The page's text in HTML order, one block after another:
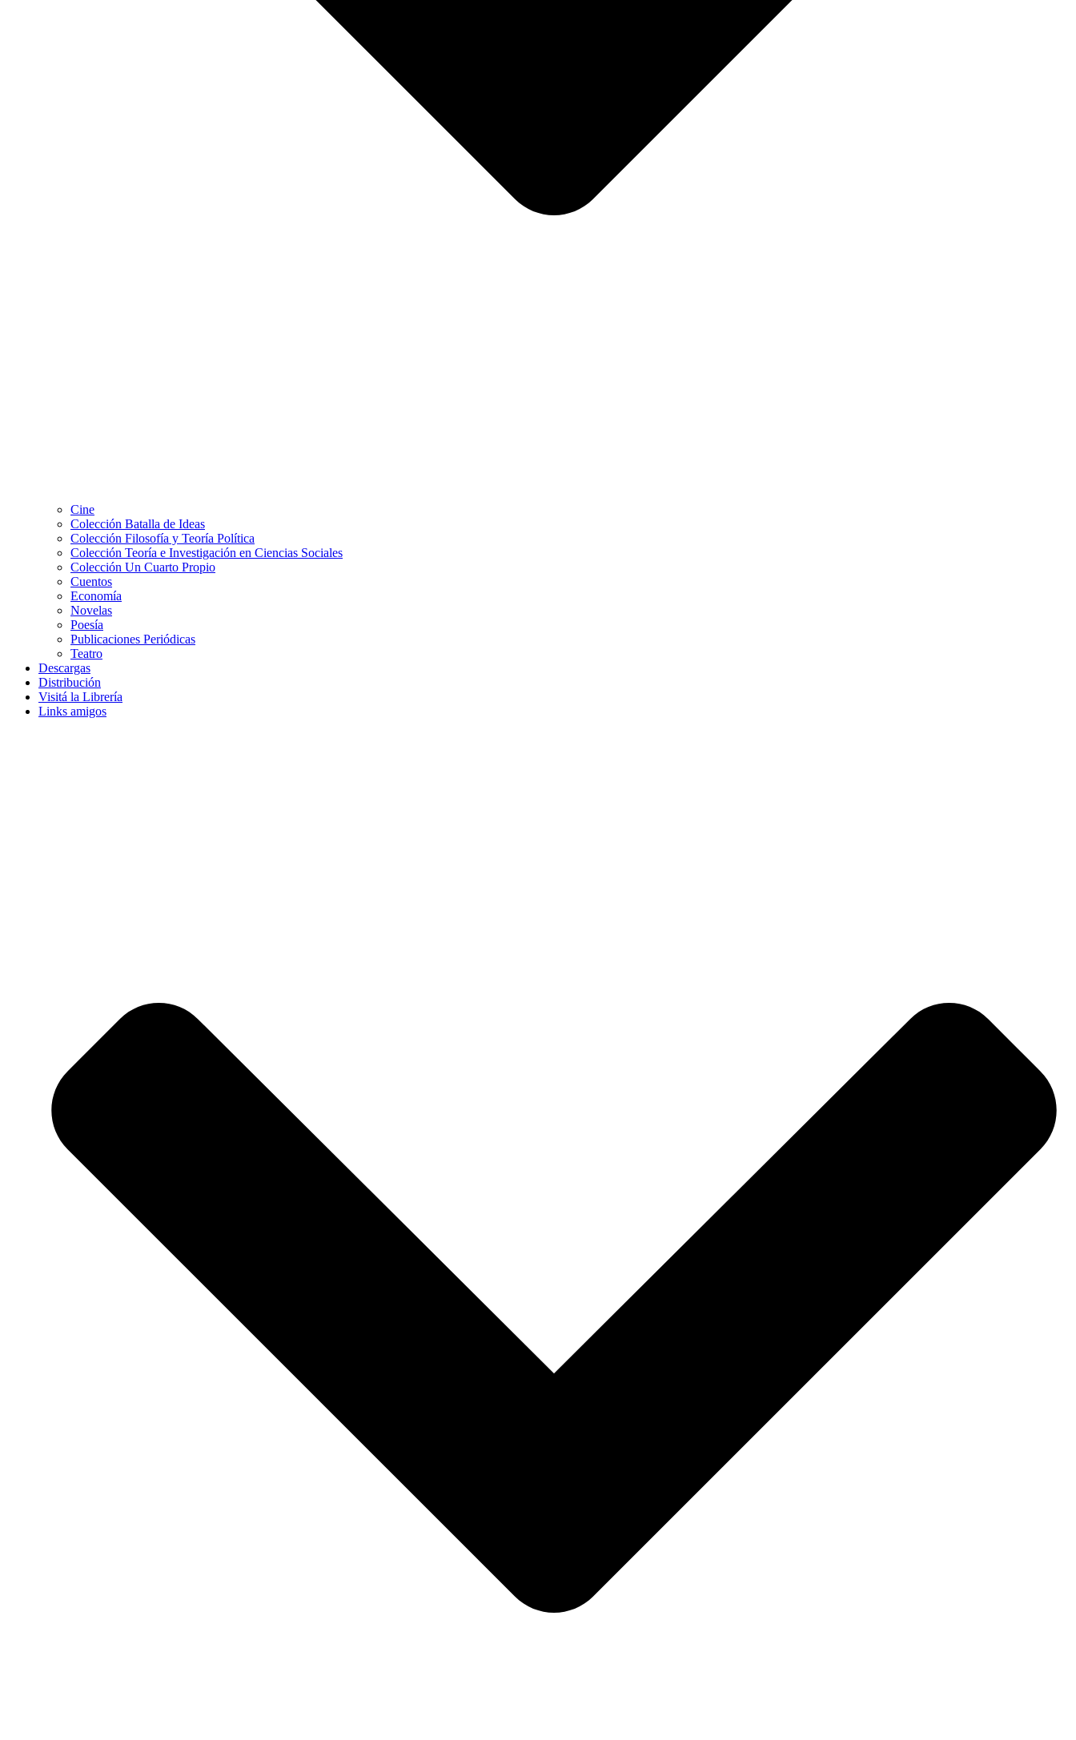
Cine
Colección Batalla de Ideas
Colección Filosofía y Teoría Política
Colección Teoría e Investigación en Ciencias Sociales
Colección Un Cuarto Propio
Cuentos
Economía
Novelas
Poesía
Publicaciones Periódicas
Teatro
Descargas
Distribución
Visitá la Librería
Links amigos